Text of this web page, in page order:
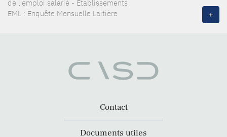
de l'emploi salarié - Etablissements
EML : Enquête Mensuelle Laitière
+
Contact
Documents utiles